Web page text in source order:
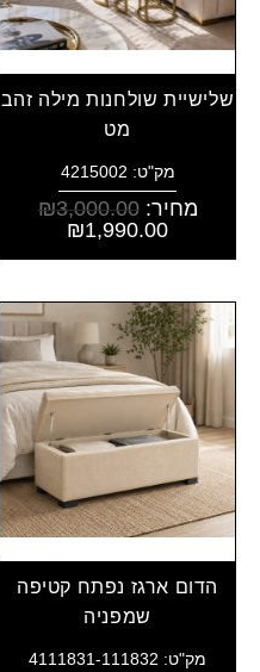
שלישיית שולחנות מילה זהב
מט
מק"ט: 4215002
מחיר: ₪3,000.00
₪1,990.00
הדום ארגז נפתח קטיפה
שמפניה
מק"ט: 4111831-111832